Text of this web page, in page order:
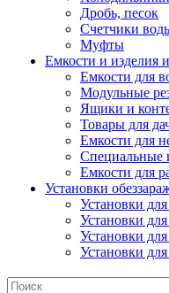
Дробь, песок
Счетчики
Муфты
Емкости и изделия
Емкости для
Модульные
Ящики и
Товары для
Емкости для
Специальные
Емкости для
Установки
Установки
Установки
Установки
Установки